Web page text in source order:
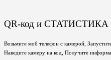
QR-код и СТАТИСТИКА
Возьмите моб телефон с камерой,
Наведите камеру на код, Получите